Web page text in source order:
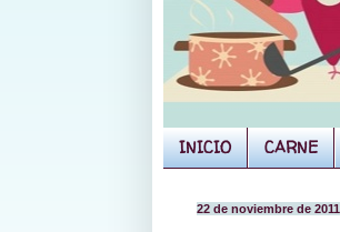
INICIO CARNE
22 de noviembre de 2011